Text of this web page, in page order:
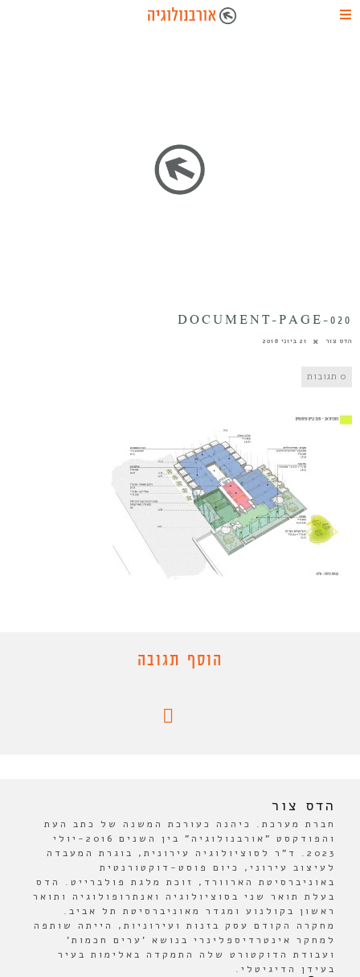
DOCUMENT-PAGE-020
הדס צור 21 ביוני 2018
0 תגובות
הוסף תגובה
הדס צור
חברת מערכת. כיהנה כעורכת המשנה של כתב העת
והפודקסט "אורבנולוגיה" בין השנים 2016-יולי
2023. ד"ר לסוציולוגיה עירונית, בוגרת המעבדה
לעיצוב עירוני, כיום פוסט-דוקטורנטית
באוניברסיטת הארוורד, זוכת מלגת פולברייט. הדס
בעלת תואר שני בסוציולוגיה ואנתרופולוגיה ותואר
ראשון בקולנוע ומגדר מאוניברסיטת תל אביב.
מחקרה הקודם עסק בזנות ועירוניות, הייתה שותפה
למחקר אינטרדיספלינרי בנושא 'ערים חכמות'
ועבודת הדוקטורט שלה התמקדה באלימות בעיר
בעידן הדיגיטלי.